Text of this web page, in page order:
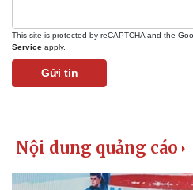
This site is protected by reCAPTCHA and the
Service apply.
Gửi tin